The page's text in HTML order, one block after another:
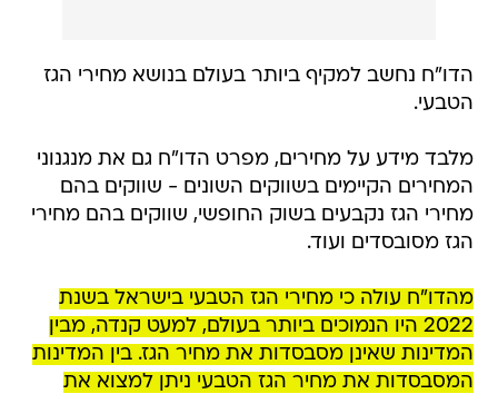
הדו"ח נחשב למקיף ביותר בעולם בנושא מחירי הגז
הטבעי.
מלבד מידע על מחירים, מפרט הדו"ח גם את מנגנוני
המחירים הקיימים בשווקים השונים - שווקים בהם
מחירי הגז נקבעים בשוק החופשי, שווקים בהם מחירי
הגז מסובסדים ועוד.
מהדו"ח עולה כי מחירי הגז הטבעי בישראל בשנת
2022 היו הנמוכים ביותר בעולם, למעט קנדה, מבין
המדינות שאינן מסבסדות את מחיר הגז. בין המדינות
המסבסדות את מחיר הגז הטבעי ניתן למצוא את